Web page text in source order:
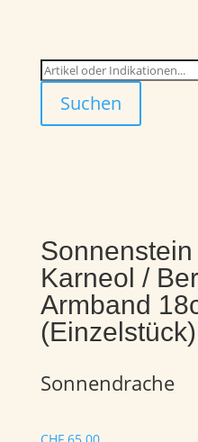
Suchen
Karneol /
Armband
(Einzelstück)
Sonnendrache